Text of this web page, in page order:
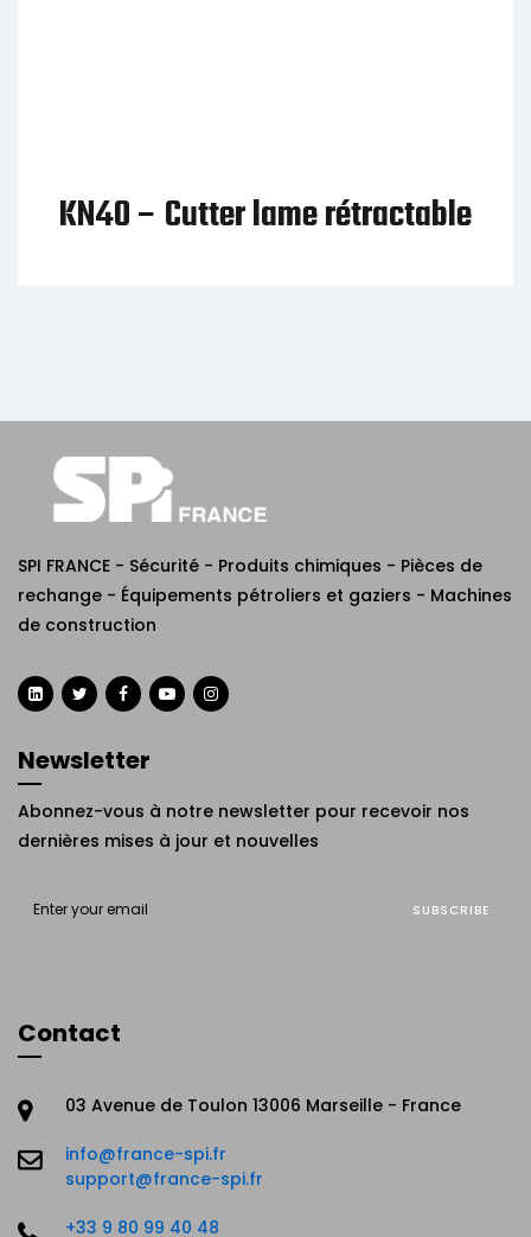
KN90 – Lames de Rechanges
SPI FRANCE - Sécurité - Produits chimiques - Pièces de
rechange - Équipements pétroliers et gaziers - Machines
de construction
Newsletter
Abonnez-vous à notre newsletter pour recevoir nos
dernières mises à jour et nouvelles
SUBSCRIBE
Contact
03 Avenue de Toulon 13006 Marseille - France
info@france-spi.fr
support@france-spi.fr
+33 9 80 99 40 48